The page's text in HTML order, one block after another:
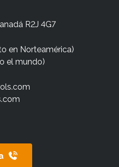
R2J 4G7
en Norteamérica)
el mundo)